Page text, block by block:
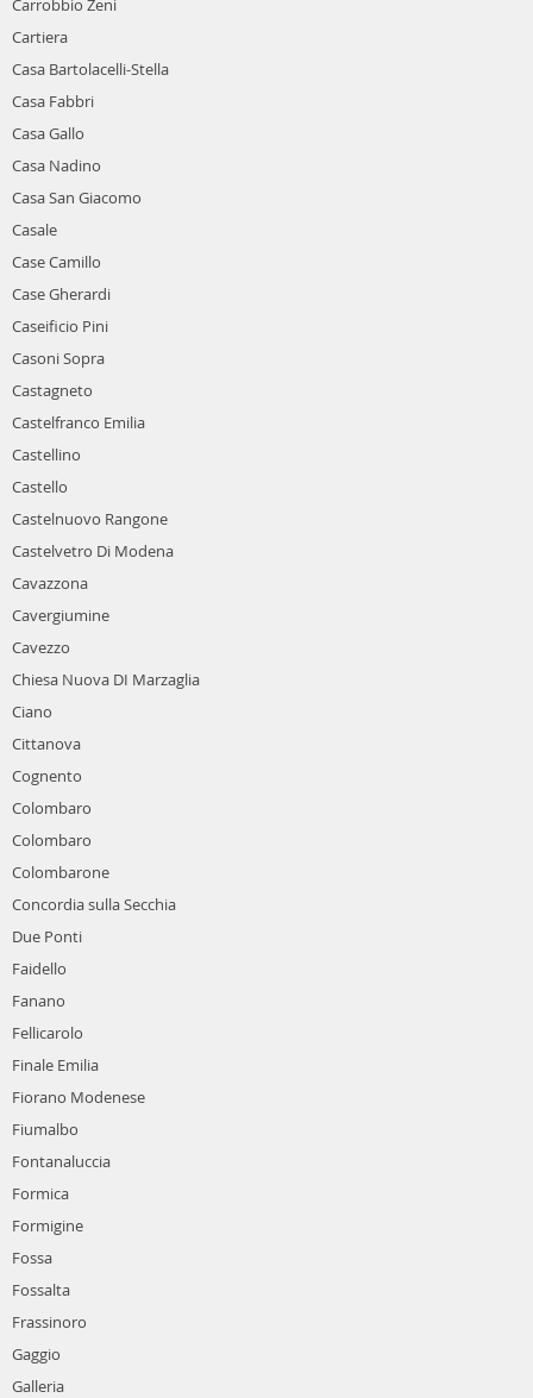
Carrobbio Zeni
Cartiera
Casa Bartolacelli-Stella
Casa Fabbri
Casa Gallo
Casa Nadino
Casa San Giacomo
Casale
Case Camillo
Case Gherardi
Caseificio Pini
Casoni Sopra
Castagneto
Castelfranco Emilia
Castellino
Castello
Castelnuovo Rangone
Castelvetro Di Modena
Cavazzona
Cavergiumine
Cavezzo
Chiesa Nuova DI Marzaglia
Ciano
Cittanova
Cognento
Colombaro
Colombaro
Colombarone
Concordia sulla Secchia
Due Ponti
Faidello
Fanano
Fellicarolo
Finale Emilia
Fiorano Modenese
Fiumalbo
Fontanaluccia
Formica
Formigine
Fossa
Fossalta
Frassinoro
Gaggio
Galleria